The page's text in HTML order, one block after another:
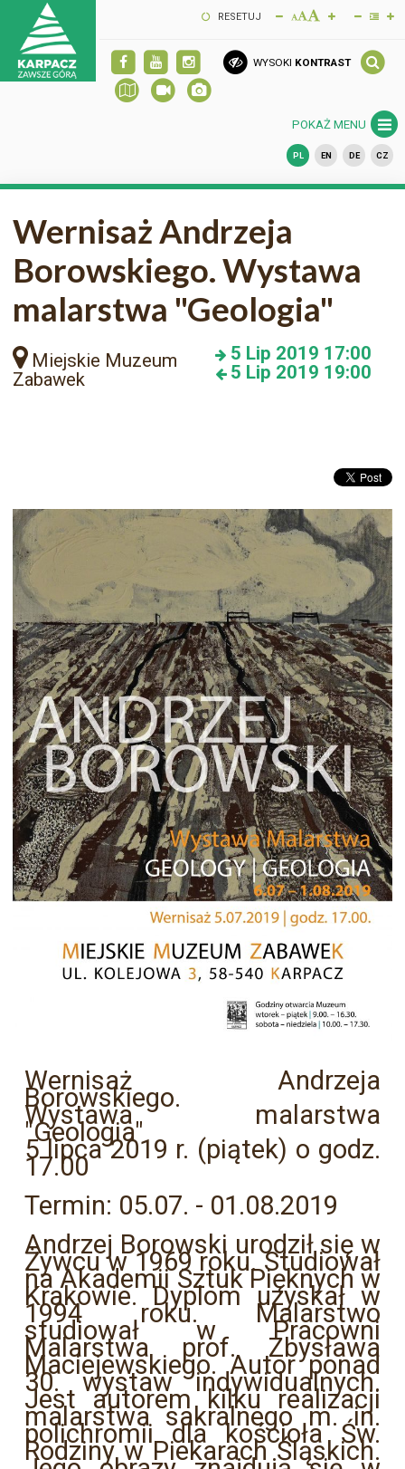
RESETUJ
WYSOKI KONTRAST
POKAŻ MENU
PL EN DE CZ
Wernisaż Andrzeja
Borowskiego. Wystawa
malarstwa "Geologia"
Miejskie Muzeum
Zabawek
5 Lip 2019 17:00
5 Lip 2019 19:00
Wernisaż Andrzeja
Borowskiego.
Wystawa malarstwa
"Geologia"
5 lipca 2019 r. (piątek) o godz.
17.00
Termin: 05.07. - 01.08.2019
Andrzej Borowski urodził się w
Żywcu w 1969 roku. Studiował
na Akademii Sztuk Pięknych w
Krakowie. Dyplom uzyskał w
1994 roku. Malarstwo
studiował w Pracowni
Malarstwa prof. Zbysława
Maciejewskiego. Autor ponad
30. wystaw indywidualnych.
Jest autorem kilku realizacji
malarstwa sakralnego m. in.
polichromii dla kościoła Św.
Rodziny w Piekarach Śląskich.